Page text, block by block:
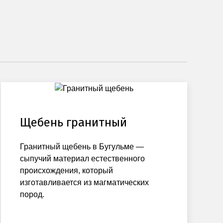
Щебень гранитный
Гранитный щебень в Бугульме —
сыпучий материал естественного
происхождения, который
изготавливается из магматических
пород.